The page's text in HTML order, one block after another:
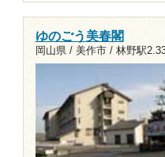
ゆのごう美春閣
岡山県 / 美作市 / 林野駅